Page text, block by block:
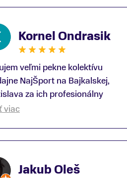
Kornel Ondrasik
veľmi pekne kolektívu
NajŠport na Bajkalskej,
za ich profesionálny
k zákazníkom; Zvlášť
prilby.. všetko značka Atomic;
Guniš mi svojou
viac
Jakub Oleš